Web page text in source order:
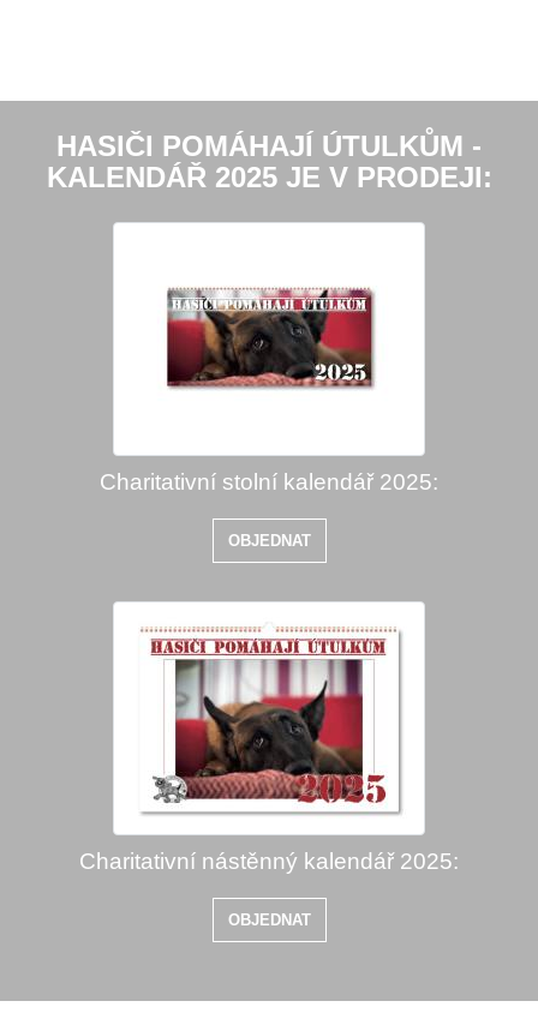
HASIČI POMÁHAJÍ ÚTULKŮM -
KALENDÁŘ 2025 JE V PRODEJI:
Charitativní stolní kalendář 2025:
OBJEDNAT
Charitativní nástěnný kalendář 2025:
OBJEDNAT